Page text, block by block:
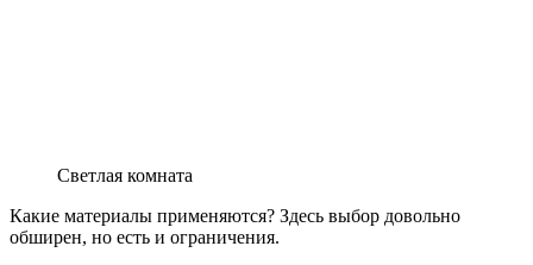
Светлая комната
Какие материалы применяются? Здесь выбор довольно
обширен, но есть и ограничения.